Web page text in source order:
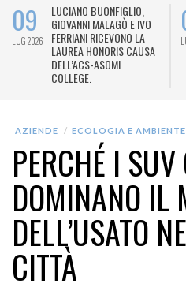
09
LUG 2026
LUCIANO BUONFIGLIO,
GIOVANNI MALAGÒ E IVO
FERRIANI RICEVONO LA
LAUREA HONORIS CAUSA
DELL’ACS-ASOMI
COLLEGE.
AZIENDE ECOLOGIA E AMBIENTE
PERCHÉ I
DOMINANO IL
DELL’USATO
CITTÀ